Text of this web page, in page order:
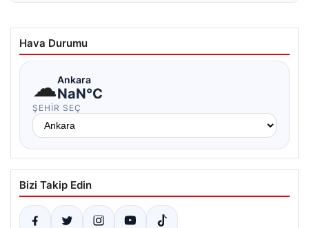
Hava Durumu
☁Ankara
NaN°C
ŞEHIR SEÇ
Bizi Takip Edin